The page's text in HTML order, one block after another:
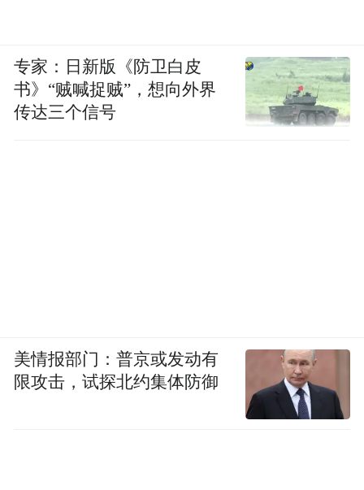
专家：日新版《防卫白皮
书》“贼喊捉贼”，想向外界
传达三个信号
美情报部门：普京或发动有
限攻击，试探北约集体防御